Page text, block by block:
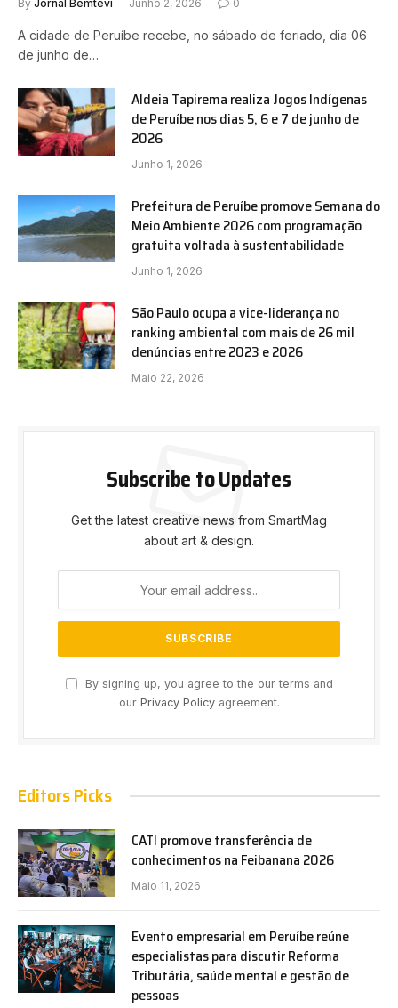
By Jornal Bemtevi Junho 2, 2026 0
A cidade de Peruíbe recebe, no sábado de feriado, dia 06
de junho de…
Aldeia Tapirema realiza Jogos Indígenas
de Peruíbe nos dias 5, 6 e 7 de junho de
2026
Junho 1, 2026
Prefeitura de Peruíbe promove Semana do
Meio Ambiente 2026 com programação
gratuita voltada à sustentabilidade
Junho 1, 2026
São Paulo ocupa a vice-liderança no
ranking ambiental com mais de 26 mil
denúncias entre 2023 e 2026
Maio 22, 2026
Subscribe to Updates
Get the latest creative news from SmartMag
about art & design.
By signing up, you agree to the our terms and
our Privacy Policyagreement.
Editors Picks
CATI promove transferência de
conhecimentos na Feibanana 2026
Maio 11, 2026
Evento empresarial em Peruíbe reúne
especialistas para discutir Reforma
Tributária, saúde mental e gestão de
pessoas